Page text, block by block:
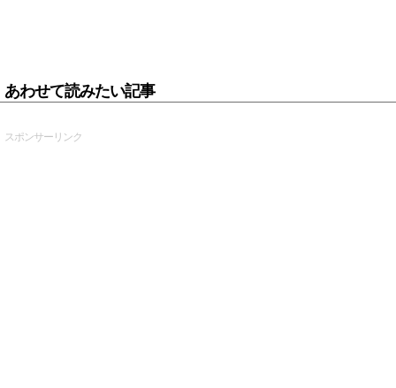
あわせて読みたい記事
スポンサーリンク